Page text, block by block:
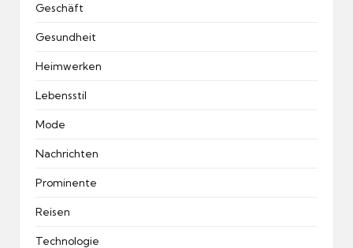
Geschäft
Gesundheit
Heimwerken
Lebensstil
Mode
Nachrichten
Prominente
Reisen
Technologie